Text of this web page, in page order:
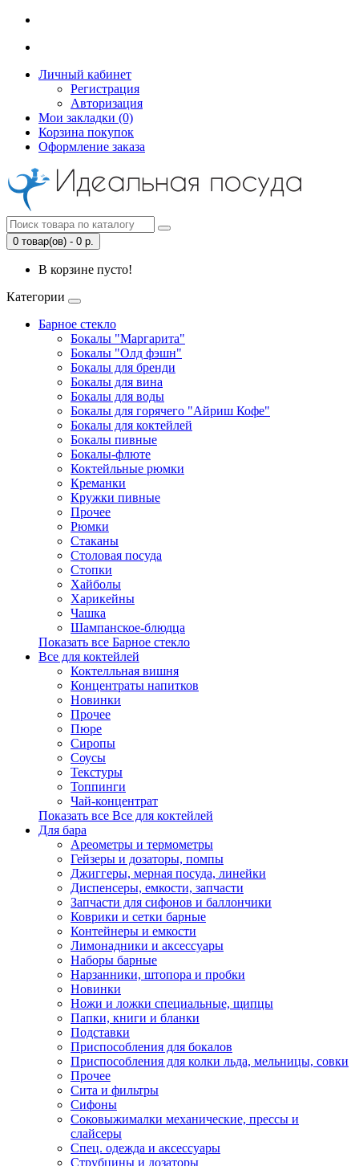
Личный кабинет
Регистрация
Авторизация
Мои закладки (0)
Корзина покупок
Оформление заказа
0 товар(ов) - 0 р.
В корзине пусто!
Категории
Барное стекло
Бокалы "Маргарита"
Бокалы "Олд фэшн"
Бокалы для бренди
Бокалы для вина
Бокалы для воды
Бокалы для горячего "Айриш Кофе"
Бокалы для коктейлей
Бокалы пивные
Бокалы-флюте
Коктейльные рюмки
Креманки
Кружки пивные
Прочее
Рюмки
Стаканы
Столовая посуда
Стопки
Хайболы
Харикейны
Чашка
Шампанское-блюдца
Показать все Барное стекло
Все для коктейлей
Коктелльная вишня
Концентраты напитков
Новинки
Прочее
Пюре
Сиропы
Соусы
Текстуры
Топпинги
Чай-концентрат
Показать все Все для коктейлей
Для бара
Ареометры и термометры
Гейзеры и дозаторы, помпы
Джиггеры, мерная посуда, линейки
Диспенсеры, емкости, запчасти
Запчасти для сифонов и баллончики
Коврики и сетки барные
Контейнеры и емкости
Лимонадники и аксессуары
Наборы барные
Нарзанники, штопора и пробки
Новинки
Ножи и ложки специальные, щипцы
Папки, книги и бланки
Подставки
Приспособления для бокалов
Приспособления для колки льда, мельницы, совки
Прочее
Сита и фильтры
Сифоны
Соковыжималки механические, прессы и
слайсеры
Спец. одежда и аксессуары
Струбцины и дозаторы